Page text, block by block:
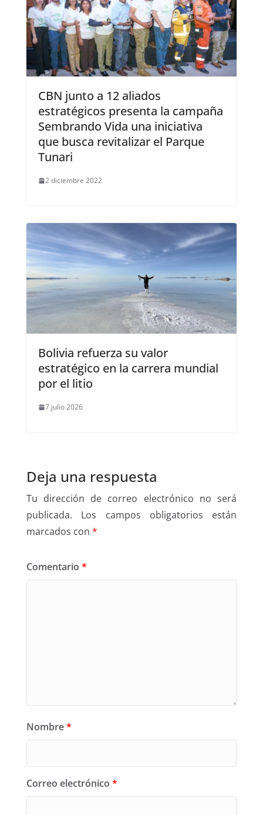
CBN junto a 12 aliados
estratégicos presenta la campaña
Sembrando Vida una iniciativa
que busca revitalizar el Parque
Tunari
2 diciembre 2022
Bolivia refuerza su valor
estratégico en la carrera mundial
por el litio
7 julio 2026
Deja una respuesta
Tu dirección de correo electrónico no será
publicada.
Los campos obligatorios están
marcados con *
Comentario *
Nombre*
Correo electrónico *